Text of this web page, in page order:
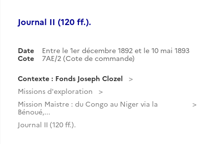
Journal II (120 ff.).
Date
Entre le 1er décembre 1892 et le 10 mai 1893
Cote
7AE/2 (Cote de commande)
Contexte : Fonds Joseph Clozel
Missions d'exploration
Mission Maistre : du Congo au Niger via la
Bénoué,...
Journal II (120 ff.).